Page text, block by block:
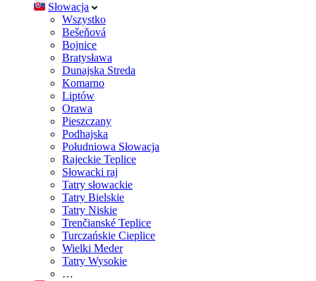
Słowacja
Wszystko
Bešeňová
Bojnice
Bratysława
Dunajska Streda
Komarno
Liptów
Orawa
Pieszczany
Podhajska
Południowa Słowacja
Rajeckie Teplice
Słowacki raj
Tatry słowackie
Tatry Bielskie
Tatry Niskie
Trenčianské Teplice
Turczańskie Cieplice
Wielki Meder
Tatry Wysokie
…